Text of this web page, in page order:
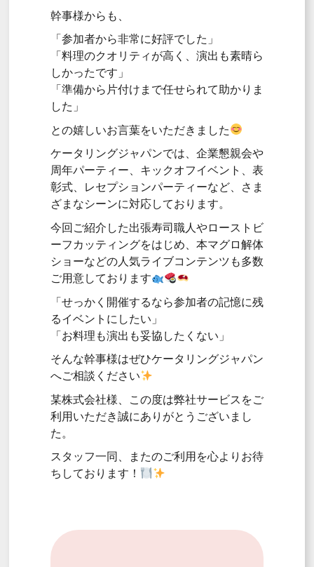
幹事様からも、
「参加者から非常に好評でした」
「料理のクオリティが高く、演出も素晴ら
しかったです」
「準備から片付けまで任せられて助かりま
した」
との嬉しいお言葉をいただきました
ケータリングジャパンでは、企業懇親会や
周年パーティー、キックオフイベント、表
彰式、レセプションパーティーなど、さま
ざまなシーンに対応しております。
今回ご紹介した出張寿司職人やローストビ
ーフカッティングをはじめ、本マグロ解体
ショーなどの人気ライブコンテンツも多数
ご用意しております
「せっかく開催するなら参加者の記憶に残
るイベントにしたい」
「お料理も演出も妥協したくない」
そんな幹事様はぜひケータリングジャパン
へご相談ください
某株式会社様、この度は弊社サービスをご
利用いただき誠にありがとうございまし
た。
スタッフ一同、またのご利用を心よりお待
ちしております！